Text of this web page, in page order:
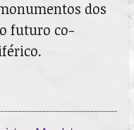
dos
futuro co-